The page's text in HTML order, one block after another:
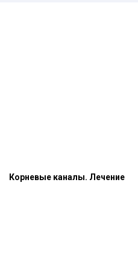
Корневые каналы. Лечение